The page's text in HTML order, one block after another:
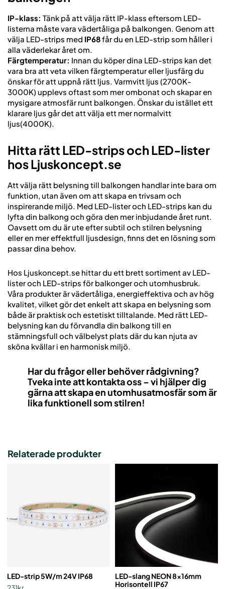
IP-klass: Tänk på att välja rätt IP-klass eftersom LED-
listerna måste vara vädertåliga på balkongen. Genom att
välja LED-strips med IP68får du en LED-strip som håller i
alla väderlekar året om.
Färgtemperatur: Innan du köper dina LED-strips kan det
vara bra att veta vilken färgtemperatur eller ljusfärg du
önskar för att uppnå rätt ljus. Varmvitt ljus (2700K-
3000K) upplevs oftast som mer ombonat och skapar en
mysigare atmosfär runt balkongen. Önskar du istället ett
klarare ljus går det att välja ett mer normalvitt
ljus(4000K).
Hitta rätt LED-strips och LED-lister
hos Ljuskoncept.se
Att välja rätt belysning till balkongen handlar inte bara om
funktion, utan även om att skapa en trivsam och
inspirerande miljö. Med LED-lister och LED-strips kan du
lyfta din balkong och göra den mer inbjudande året runt.
Oavsett om du är ute efter subtil och stilren belysning
eller en mer effektfull ljusdesign, finns det en lösning som
passar dina behov.
Hos Ljuskoncept.se hittar du ett brett sortiment av LED-
lister och LED-strips för balkonger och utomhusbruk.
Våra produkter är vädertåliga, energieffektiva och av hög
kvalitet, vilket gör det enkelt att skapa en belysning som
både är praktisk och estetiskt tilltalande. Med rätt LED-
belysning kan du förvandla din balkong till en
stämningsfull och välbelyst plats där du kan njuta av
sköna kvällar i en harmonisk miljö.
Har du frågor eller behöver rådgivning?
Tveka inte att kontakta oss – vi hjälper dig
gärna att skapa en utomhusatmosfär som är
lika funktionell som stilren!
Relaterade produkter
LED-strip 5W/m 24V IP68
LED-slang NEON 8x16mm
Horisontell IP67